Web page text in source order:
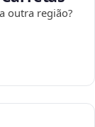
outra região?